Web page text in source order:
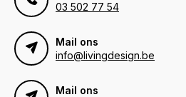
03 502 77 54
Mail ons
info@livingdesign.be
Mail ons